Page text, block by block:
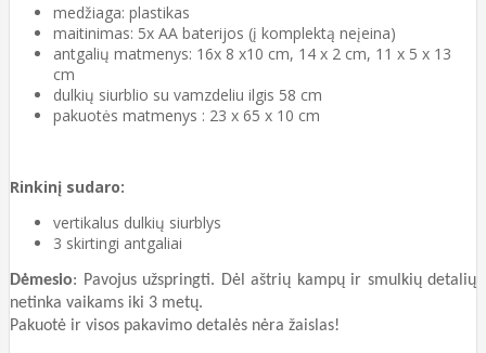
medžiaga: plastikas
maitinimas: 5x AA baterijos (į komplektą neįeina)
antgalių matmenys: 16x 8 x10 cm, 14 x 2 cm, 11 x 5 x 13
cm
dulkių siurblio su vamzdeliu ilgis 58 cm
pakuotės matmenys : 23 x 65 x 10 cm
Rinkinį sudaro:
vertikalus dulkių siurblys
3 skirtingi antgaliai
Dėmesio: Pavojus užspringti. Dėl aštrių kampų ir smulkių detalių
netinka vaikams iki 3 metų.
Pakuotė ir visos pakavimo detalės nėra žaislas!